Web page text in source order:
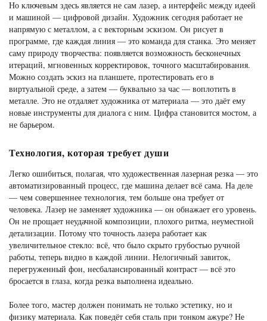
Но ключевым здесь является не сам лазер, а интерфейс между идеей
и машиной — цифровой дизайн. Художник сегодня работает не
напрямую с металлом, а с векторным эскизом. Он рисует в
программе, где каждая линия — это команда для станка. Это меняет
саму природу творчества: появляется возможность бесконечных
итераций, мгновенных корректировок, точного масштабирования.
Можно создать эскиз на планшете, протестировать его в
виртуальной среде, а затем — буквально за час — воплотить в
металле. Это не отдаляет художника от материала — это даёт ему
новые инструменты для диалога с ним. Цифра становится мостом, а
не барьером.
Технология, которая требует души
Легко ошибиться, полагая, что художественная лазерная резка — это
автоматизированный процесс, где машина делает всё сама. На деле
— чем совершеннее технология, тем больше она требует от
человека. Лазер не заменяет художника — он обнажает его уровень.
Он не прощает неудачной композиции, плохого ритма, неуместной
детализации. Потому что точность лазера работает как
увеличительное стекло: всё, что было скрыто грубостью ручной
работы, теперь видно в каждой линии. Нелогичный завиток,
перегруженный фон, несбалансированный контраст — всё это
бросается в глаза, когда резка выполнена идеально.
Более того, мастер должен понимать не только эстетику, но и
физику материала. Как поведёт себя сталь при тонком ажуре? Не